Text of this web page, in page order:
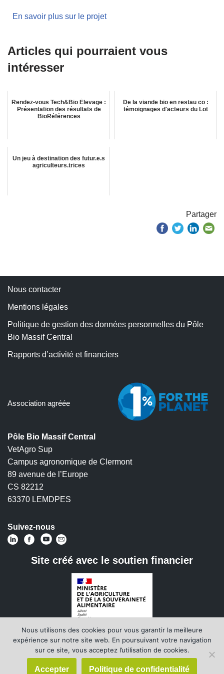
En savoir plus sur le projet
Articles qui pourraient vous
intéresser
Rendez-vous Tech&Bio Élevage :
Présentation des résultats de
BioRéférences
De la viande bio en restau co :
témoignages d'acteurs du Lot
Un jeu à destination des futur.e.s
agriculteurs.trices
Partager
Nous contacter
Mentions légales
Politique de gestion des données personnelles du Pôle
Bio Massif Central
Rapports d’activité et financiers
Association agréée
Pôle Bio Massif Central
VetAgro Sup
Campus agronomique de Clermont
89 avenue de l’Europe
CS 82212
63370 LEMDPES
Suivez-nous
Site créé avec le soutien financier
(dans le cadre de la convention
Massif Central)
Nous utilisons des cookies pour vous garantir la meilleure
expérience sur notre site web. En poursuivant votre navigation
sur ce site, vous acceptez l’utilisation de cookies.
Accepter Politique de confidentialité